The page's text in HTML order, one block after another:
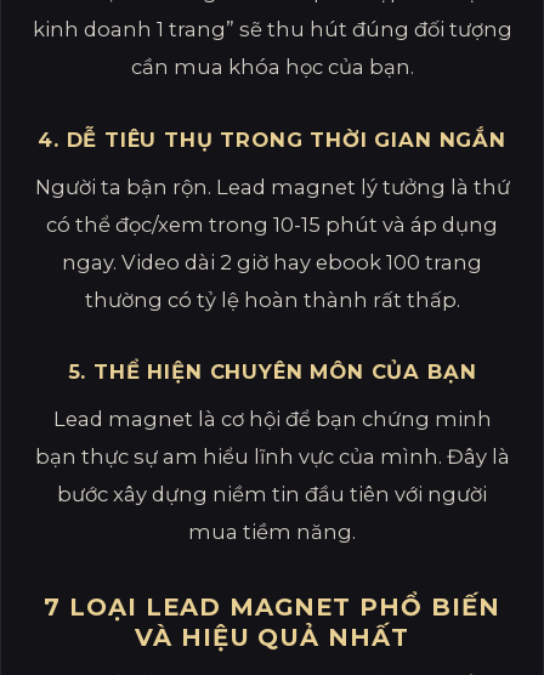
kinh doanh 1 trang” sẽ thu hút đúng đối tượng
cần mua khóa học của bạn.
4. DỄ TIÊU THỤ TRONG THỜI GIAN NGẮN
Người ta bận rộn. Lead magnet lý tưởng là thứ
có thể đọc/xem trong 10-15 phút và áp dụng
ngay. Video dài 2 giờ hay ebook 100 trang
thường có tỷ lệ hoàn thành rất thấp.
5. THỂ HIỆN CHUYÊN MÔN CỦA BẠN
Lead magnet là cơ hội để bạn chứng minh
bạn thực sự am hiểu lĩnh vực của mình. Đây là
bước xây dựng niềm tin đầu tiên với người
mua tiềm năng.
7 LOẠI LEAD MAGNET PHỔ BIẾN
VÀ HIỆU QUẢ NHẤT